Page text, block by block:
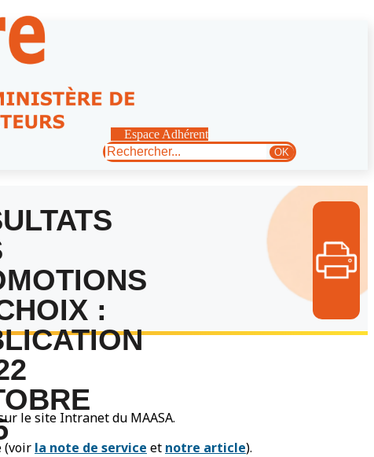
Espace Adhérent
Rechercher
OK
:
le site Intranet du MAASA.
(voir la note de service et notre article).